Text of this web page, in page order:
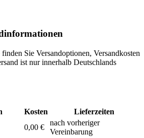
Sie Versandoptionen, Versandkosten
ist nur innerhalb Deutschlands
Kosten
Lieferzeiten
0,00 €
nach vorheriger
Vereinbarung